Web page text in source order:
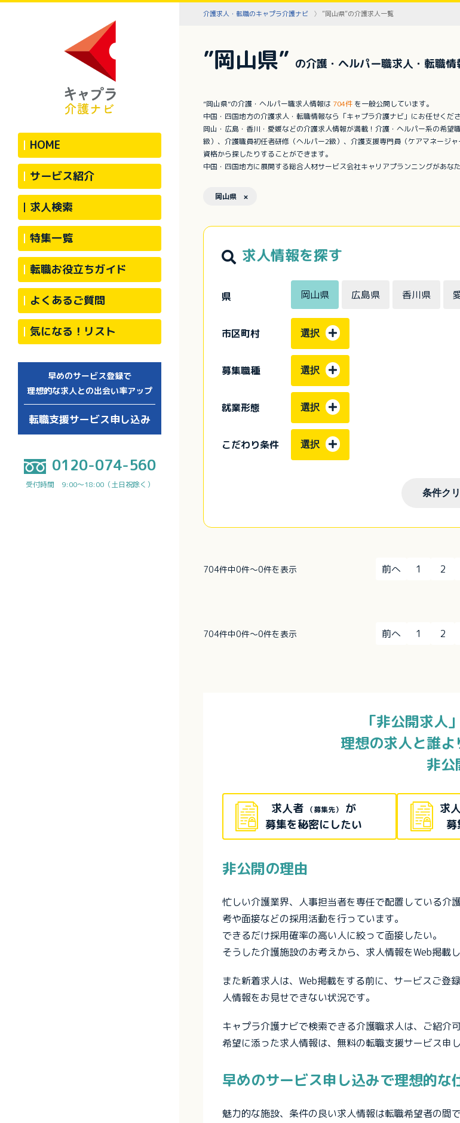
HOME
サービス紹介
求人検索
特集一覧
転職お役立ちガイド
よくあるご質問
気になる！リスト
早めのサービス登録で
理想的な求人との出会い率アップ
転職支援サービス申し込み
0120-074-560
受付時間 9:00～18:00（土日祝除く）
介護求人・転職のキャプラ介護ナビ ”岡山県”の介護求人一覧
”岡山県” の介護・ヘルパー職求人・転職情
”岡山県”の介護・ヘルパー職求人情報は 704件 を一般公開しています。
中国・四国地方の介護求人・転職情報なら「キャプラ介護ナビ」にお任せくださ
岡山・広島・香川・愛媛などの介護求人情報が満載！介護・ヘルパー系の希
級）、介護職員初任者研修（ヘルパー2級）、介護支援専門員（ケアマネージ
資格から探したりすることができます。
中国・四国地方に展開する総合人材サービス会社キャリアプランニングがあな
岡山県 ×
求人情報を探す
県 岡山県 広島県 香川県
市区町村 選択
募集職種 選択
就業形態 選択
こだわり条件 選択
条件ク
704件中0件～0件を表示 前へ 1 2
704件中0件～0件を表示 前へ 1 2
「非公開求人
理想の求人と誰よ
非公
求人者 （募集先）
が
募集を秘密にしたい
求
非公開の理由
忙しい介護業界、人事担当者を専任で配置している介
考や面接などの採用活動を行っています。
できるだけ採用確率の高い人に絞って面接したい。
そうした介護施設のお考えから、求人情報をWeb掲載
また新着求人は、Web掲載をする前に、サービスご登
人情報をお見せできない状況です。
キャプラ介護ナビで検索できる介護職求人は、ご紹介
希望に添った求人情報は、無料の転職支援サービス申
早めのサービス申し込みで理想的な
魅力的な施設、条件の良い求人情報は転職希望者の間で